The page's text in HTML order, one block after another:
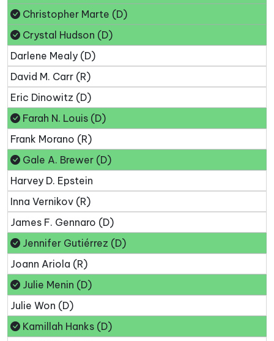
Christopher Marte (D)
Crystal Hudson (D)
Darlene Mealy (D)
David M. Carr (R)
Eric Dinowitz (D)
Farah N. Louis (D)
Frank Morano (R)
Gale A. Brewer (D)
Harvey D. Epstein
Inna Vernikov (R)
James F. Gennaro (D)
Jennifer Gutiérrez (D)
Joann Ariola (R)
Julie Menin (D)
Julie Won (D)
Kamillah Hanks (D)